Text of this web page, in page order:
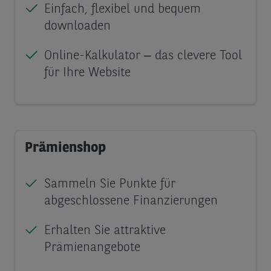
Einfach, flexibel und bequem
downloaden
Online-Kalkulator ‒ das clevere Tool
für Ihre Website
Prämienshop
Sammeln Sie Punkte für
abgeschlossene Finanzierungen
Erhalten Sie attraktive
Prämienangebote